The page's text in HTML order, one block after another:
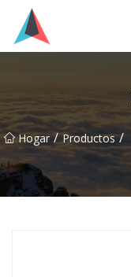
Hogar / Productos /